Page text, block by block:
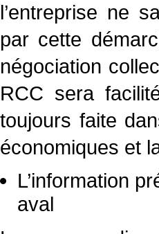
l’entreprise ne
par cette
négociation
RCC sera
toujours faite
économiques et
L’information
aval